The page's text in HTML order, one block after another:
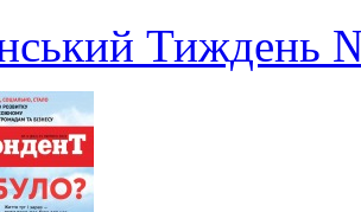
Тиждень